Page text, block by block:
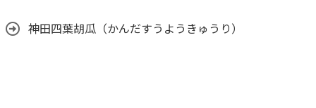
神田四葉胡瓜（かんだすうようきゅうり）